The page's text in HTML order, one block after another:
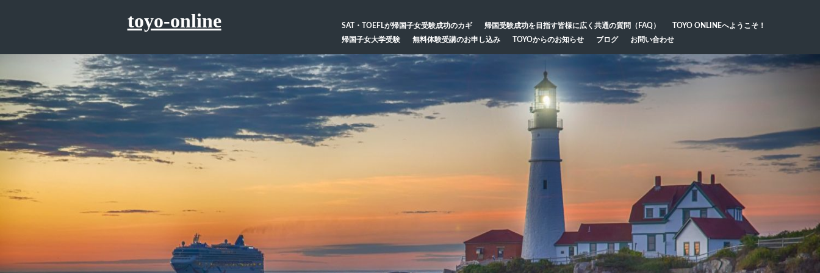
へ
ス
キ
ッ
プ
toyo-online SAT・TOEFLが帰国子女受験成功のカギ 帰国受験成功を目指す皆様に広く共通の質問（FAQ）
TOYO ONLINEへようこそ！
帰国子女大学受験
無料体験受講のお申し込み TOYOからのお知らせ ブログ お問い合わせ